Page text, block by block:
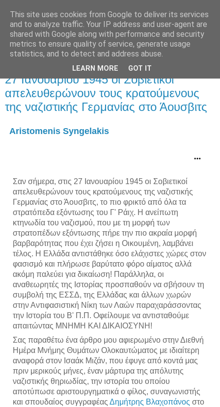
Σάββατο 29 Ιανουαρίου 2022
27 Ιανουαρίου 1945 οι Σοβιετικοί
απελευθερώνουν τους κρατούμενους
της ναζιστικής Γερμανίας στο Άουσβιτς
Aristomenis Syngelakis
Σαν σήμερα, στις 27 Ιανουαρίου 1945 οι Σοβιετικοί
απελευθερώνουν τους κρατούμενους της ναζιστικής
Γερμανίας στο Άουσβιτς, το πιο φρικτό από όλα τα
στρατόπεδα εξόντωσης του Γ' Ράιχ. Η ανείπωτη
κτηνωδία του ναζισμού, που με τη μορφή των
στρατοπέδων εξόντωσης πήρε την πιο ακραία μορφή
βαρβαρότητας που έχει ζήσει η Οικουμένη, λαμβάνει
τέλος. Η Ελλάδα αντιστάθηκε όσο ελάχιστες χώρες στον
φασισμό και πλήρωσε βαρύτατο φόρο αίματος αλλά
ακόμη παλεύει για δικαίωση! Παράλληλα, οι
αναθεωρητές της Ιστορίας προσπαθούν να σβήσουν τη
συμβολή της ΕΣΣΔ, της Ελλάδας και άλλων χωρών
στην Αντιφασιστική Νίκη των Λαών παραχαράσσοντας
την Ιστορία του Β' Π.Π. Οφείλουμε να αντισταθούμε
απαιτώντας ΜΝΗΜΗ ΚΑΙ ΔΙΚΑΙΟΣΥΝΗ!
Σας παραθέτω ένα άρθρο μου αφιερωμένο στην Διεθνή
Ημέρα Μνήμης Θυμάτων Ολοκαυτώματος με ιδιαίτερη
αναφορά στον Ισαάκ Μιζάν, που έφυγε από κοντά μας
πριν μερικούς μήνες, έναν μάρτυρα της απόλυτης
ναζιστικής θηριωδίας, την ιστορία του οποίου
αποτύπωσε αριστουργηματικά ο φίλος, συναγωνιστής
και σπουδαίος συγγραφέας Δημήτρης Βλαχοπάνος στο
This site uses cookies from Google to deliver its services
and to analyze traffic. Your IP address and user-agent are
shared with Google along with performance and security
metrics to ensure quality of service, generate usage
statistics, and to detect and address abuse.
LEARN MORE GOT IT